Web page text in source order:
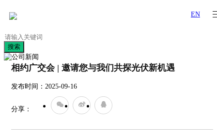
EN
搜索
相约广交会 | 邀请您与我们共探光伏新机遇
发布时间：2025-09-16
分享：